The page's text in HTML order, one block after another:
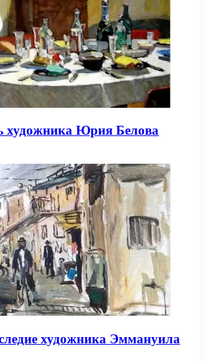
художника Юрия Белова
художника Эммануила